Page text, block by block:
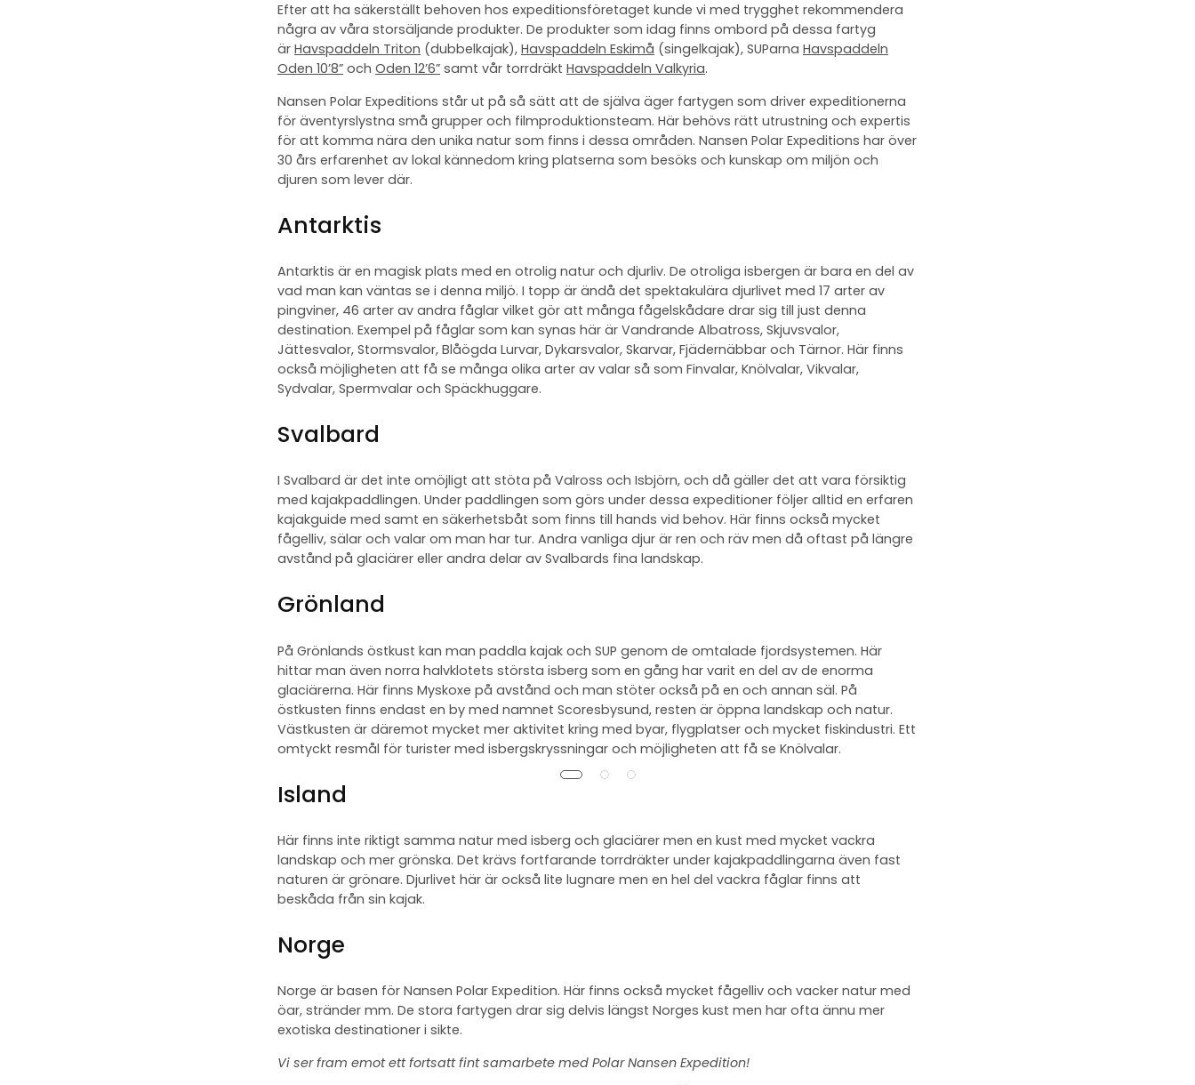
Efter att ha säkerställt behoven hos expeditionsföretaget kunde vi med trygghet rekommendera
några av våra storsäljande produkter. De produkter som idag finns ombord på dessa fartyg
är Havspaddeln Triton (dubbelkajak), Havspaddeln Eskimå (singelkajak), SUParna Havspaddeln
Oden 10’8” och Oden 12’6” samt vår torrdräkt Havspaddeln Valkyria.
Nansen Polar Expeditions står ut på så sätt att de själva äger fartygen som driver expeditionerna
för äventyrslystna små grupper och filmproduktionsteam. Här behövs rätt utrustning och expertis
för att komma nära den unika natur som finns i dessa områden. Nansen Polar Expeditions har över
30 års erfarenhet av lokal kännedom kring platserna som besöks och kunskap om miljön och
djuren som lever där.
Antarktis
Antarktis är en magisk plats med en otrolig natur och djurliv. De otroliga isbergen är bara en del av
vad man kan väntas se i denna miljö. I topp är ändå det spektakulära djurlivet med 17 arter av
pingviner, 46 arter av andra fåglar vilket gör att många fågelskådare drar sig till just denna
destination. Exempel på fåglar som kan synas här är Vandrande Albatross, Skjuvsvalor,
Jättesvalor, Stormsvalor, Blåögda Lurvar, Dykarsvalor, Skarvar, Fjädernäbbar och Tärnor. Här finns
också möjligheten att få se många olika arter av valar så som Finvalar, Knölvalar, Vikvalar,
Sydvalar, Spermvalar och Späckhuggare.
Svalbard
I Svalbard är det inte omöjligt att stöta på Valross och Isbjörn, och då gäller det att vara försiktig
med kajakpaddlingen. Under paddlingen som görs under dessa expeditioner följer alltid en erfaren
kajakguide med samt en säkerhetsbåt som finns till hands vid behov. Här finns också mycket
fågelliv, sälar och valar om man har tur. Andra vanliga djur är ren och räv men då oftast på längre
avstånd på glaciärer eller andra delar av Svalbards fina landskap.
Grönland
På Grönlands östkust kan man paddla kajak och SUP genom de omtalade fjordsystemen. Här
hittar man även norra halvklotets största isberg som en gång har varit en del av de enorma
glaciärerna. Här finns Myskoxe på avstånd och man stöter också på en och annan säl. På
östkusten finns endast en by med namnet Scoresbysund, resten är öppna landskap och natur.
Västkusten är däremot mycket mer aktivitet kring med byar, flygplatser och mycket fiskindustri. Ett
omtyckt resmål för turister med isbergskryssningar och möjligheten att få se Knölvalar.
Island
Här finns inte riktigt samma natur med isberg och glaciärer men en kust med mycket vackra
landskap och mer grönska. Det krävs fortfarande torrdräkter under kajakpaddlingarna även fast
naturen är grönare. Djurlivet här är också lite lugnare men en hel del vackra fåglar finns att
beskåda från sin kajak.
Norge
Norge är basen för Nansen Polar Expedition. Här finns också mycket fågelliv och vacker natur med
öar, stränder mm. De stora fartygen drar sig delvis längst Norges kust men har ofta ännu mer
exotiska destinationer i sikte.
Vi ser fram emot ett fortsatt fint samarbete med Polar Nansen Expedition!